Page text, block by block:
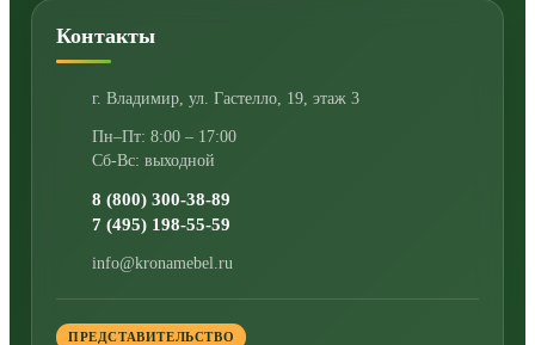
Контакты
г. Владимир, ул. Гастелло, 19, этаж 3
Пн–Пт: 8:00 – 17:00
Сб-Вс: выходной
8 (800) 300-38-89
7 (495) 198-55-59
info@kronamebel.ru
ПРЕДСТАВИТЕЛЬСТВО